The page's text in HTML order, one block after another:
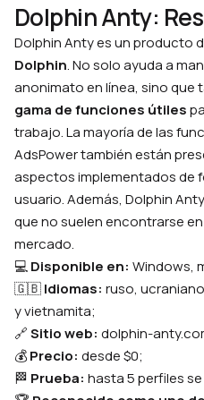
Dolphin Anty:
Dolphin Anty es un producto
Dolphin. No solo ayuda a
anonimato en línea, sino que
gama de funciones útiles
trabajo. La mayoría de las
AdsPower también están
aspectos implementados de
usuario. Además, Dolphin
que no suelen encontrarse
mercado.
💻Disponible en: Windows,
🇬🇧Idiomas: ruso,
y vietnamita;
🔗Sitio web: dolphin-
💰Precio: desde $0;
🏁 Prueba: hasta 5 perfiles